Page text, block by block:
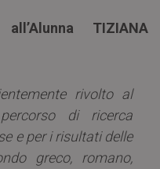
TIZIANA
rivolto al
di ricerca
e per i risultati delle
greco, romano,